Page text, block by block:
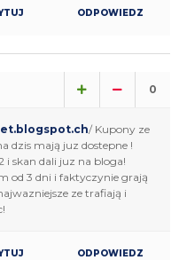
ODPOWIEDZ
0
/ Kupony ze
dzis mają juz dostepne !
i skan dali juz na bloga!
od 3 dni i faktyczynie grają
ze trafiają i
ODPOWIEDZ